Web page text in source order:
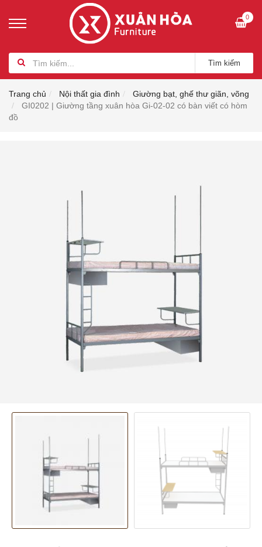
0
Tìm kiếm
Trang chủ Nội thất gia đình
Giường bạt, ghế thư giãn, võng
GI0202 | Giường tầng xuân hòa Gi-02-02 có bàn viết có hòm
đồ